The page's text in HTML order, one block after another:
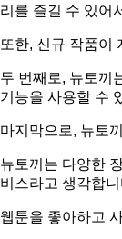
리를 즐길 수 있어
또한, 신규 작품이
두 번째로, 뉴토끼
기능을 사용할 수
마지막으로, 뉴토
뉴토끼는 다양한
비스라고 생각합니
웹툰을 좋아하고